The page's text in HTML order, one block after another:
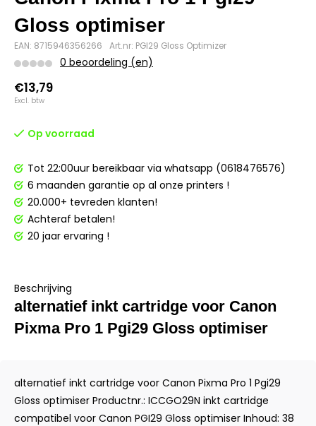
Gloss optimiser
EAN: 8715946356266 Art.nr: PGI29 Gloss Optimizer
0 beoordeling (en)
€13,79
Excl. btw
Op voorraad
Tot 22:00uur bereikbaar via whatsapp (0618476576)
6 maanden garantie op al onze printers !
20.000+ tevreden klanten!
Achteraf betalen!
20 jaar ervaring !
Beschrijving
alternatief inkt cartridge voor Canon
Pixma Pro 1 Pgi29 Gloss optimiser
alternatief inkt cartridge voor Canon Pixma Pro 1 Pgi29
Gloss optimiser Productnr.: ICCGO29N inkt cartridge
compatibel voor Canon PGI29 Gloss optimiser Inhoud: 38